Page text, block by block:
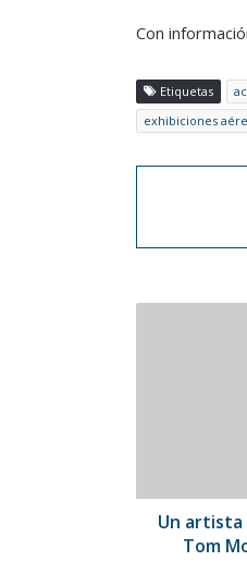
Con
Etiquetas
exhibiciones
Moore
Un artista
Tom